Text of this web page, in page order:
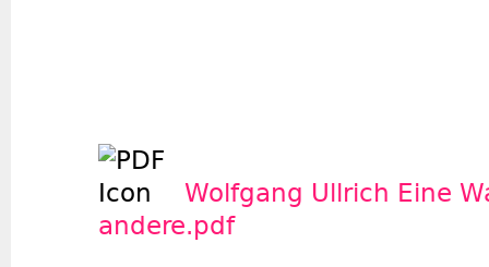
Wolfgang Ullrich Eine
andere.pdf